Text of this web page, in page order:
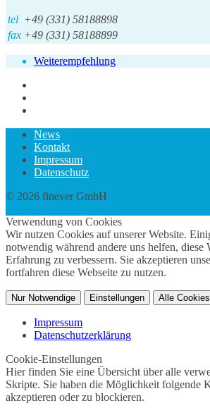
tel +49 (331) 58188898
fax +49 (331) 58188899
Weiterempfehlung
News
Kontakt
Impressum
Datenschutz
© 2026 finever GmbH
Verwendung von Cookies
Wir nutzen Cookies auf unserer Website.
notwendig während andere uns helfen, diese
Erfahrung zu verbessern. Sie akzeptieren
fortfahren diese Webseite zu nutzen.
Nur Notwendige Einstellungen Alle
Impressum
Datenschutzerklärung
Cookie-Einstellungen
Hier finden Sie eine Übersicht über alle
Skripte. Sie haben die Möglichkeit folgende
akzeptieren oder zu blockieren.